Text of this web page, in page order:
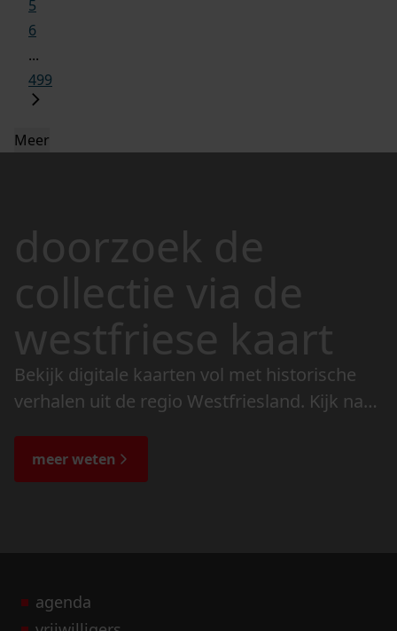
5
6
...
499
Meer
doorzoek de
collectie via de
westfriese kaart
Bekijk digitale kaarten vol met historische
verhalen uit de regio Westfriesland. Kijk naar
de bijzondere verhalen.
meer weten
agenda